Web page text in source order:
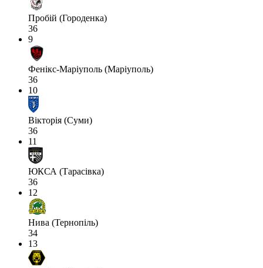
Пробій (Городенка)
36
9
Фенікс-Маріуполь (Маріуполь)
36
10
Вікторія (Суми)
36
11
ЮКСА (Тарасівка)
36
12
Нива (Тернопіль)
34
13